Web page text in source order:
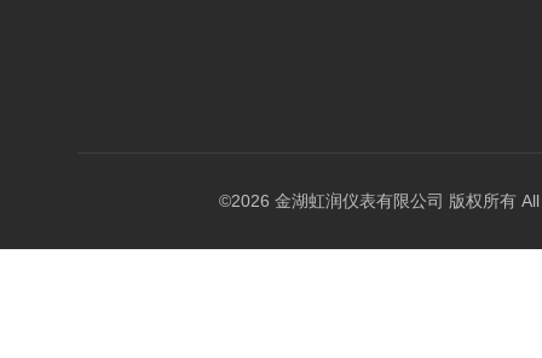
©2026 金湖虹润仪表有限公司 版权所有